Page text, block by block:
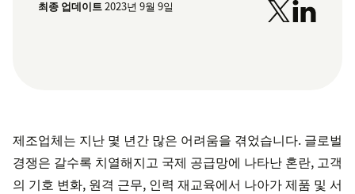
최종 업데이트 2023년 9월 9일
제조업체는 지난 몇 년간 많은 어려움을 겪었습니다. 글로벌
경쟁은 갈수록 치열해지고 국제 공급망에 나타난 혼란, 고객
의 기호 변화, 원격 근무, 인력 재교육에서 나아가 제품 및 서